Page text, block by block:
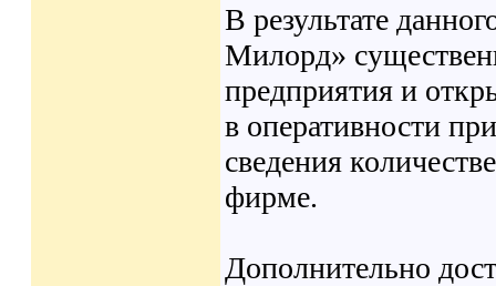
В результате
Милорд»
предприятия и
в оперативности
сведения
фирме.
Дополнительно